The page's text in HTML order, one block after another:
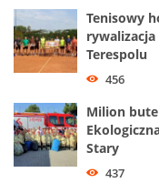
Tenisowy
Terespolu
456
Milion
Stary
437